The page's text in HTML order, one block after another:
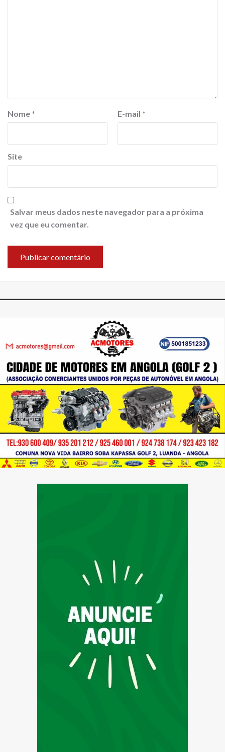
Nome * E-mail *
Site
Salvar meus dados neste navegador para a próxima
vez que eu comentar.